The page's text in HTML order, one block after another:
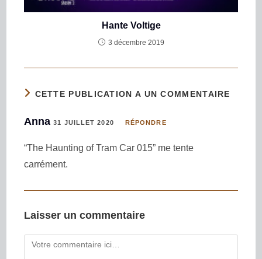
Hante Voltige
3 décembre 2019
CETTE PUBLICATION A UN COMMENTAIRE
Anna 31 JUILLET 2020 RÉPONDRE
“The Haunting of Tram Car 015” me tente
carrément.
Laisser un commentaire